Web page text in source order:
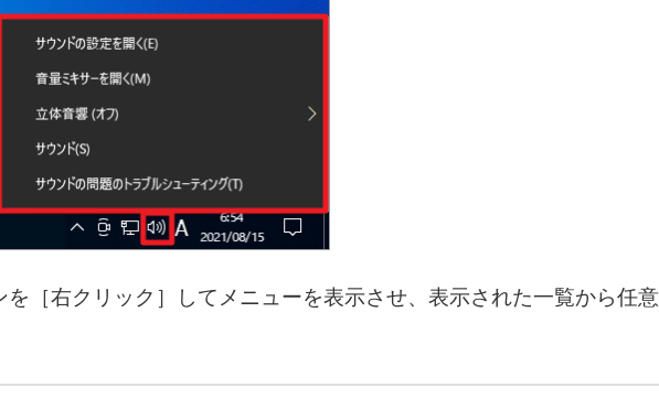
を［右クリック］してメニューを表示させ、表示された一覧から任意